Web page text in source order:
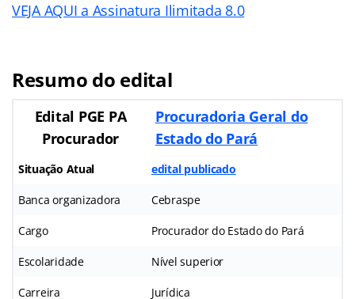
VEJA AQUI a Assinatura Ilimitada 8.0
Resumo do edital
Edital PGE PA
Procurador
Procuradoria Geral do
Estado do Pará
Situação Atual edital publicado
Banca organizadora Cebraspe
Cargo Procurador do Estado do Pará
Escolaridade Nível superior
Carreira Jurídica